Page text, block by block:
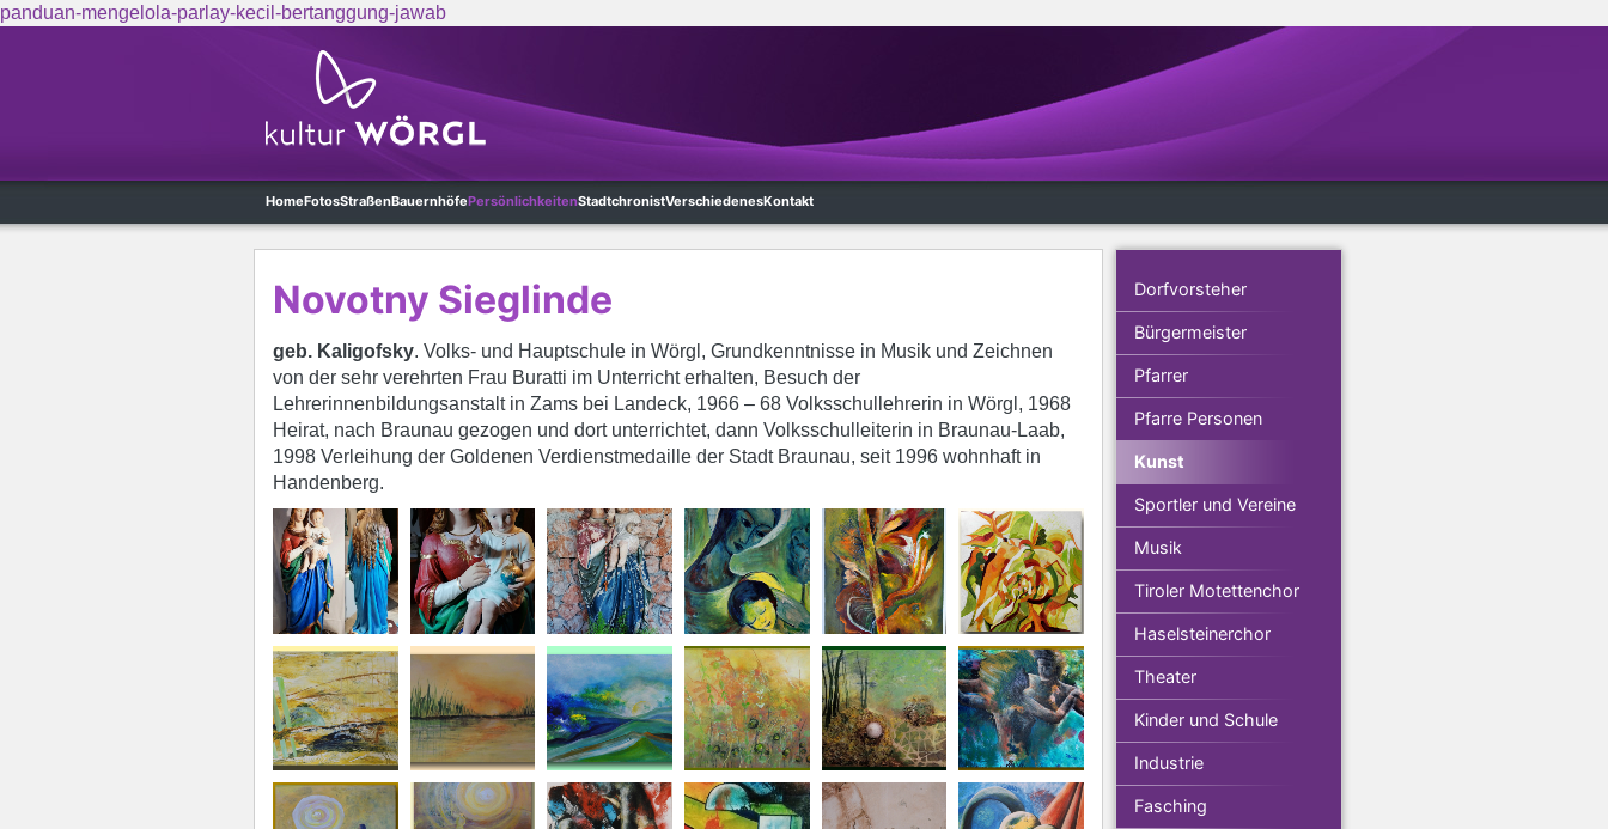
panduan-mengelola-parlay-kecil-bertanggung-jawab
HomeFotosStraßenBauernhöfePersönlichkeitenStadtchronistVerschiedenesKontakt
Novotny Sieglinde
geb. Kaligofsky. Volks- und Hauptschule in Wörgl, Grundkenntnisse in Musik und Zeichnen
von der sehr verehrten Frau Buratti im Unterricht erhalten, Besuch der
Lehrerinnenbildungsanstalt in Zams bei Landeck, 1966 – 68 Volksschullehrerin in Wörgl, 1968
Heirat, nach Braunau gezogen und dort unterrichtet, dann Volksschulleiterin in Braunau-Laab,
1998 Verleihung der Goldenen Verdienstmedaille der Stadt Braunau, seit 1996 wohnhaft in
Handenberg.
Dorfvorsteher
Bürgermeister
Pfarrer
Pfarre Personen
Kunst
Sportler und Vereine
Musik
Tiroler Motettenchor
Haselsteinerchor
Theater
Kinder und Schule
Industrie
Fasching